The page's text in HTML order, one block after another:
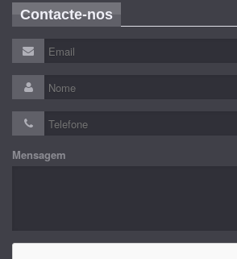
Contacte-nos
Mensagem